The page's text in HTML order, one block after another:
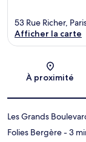
53 Rue Richer,
Afficher la carte
À proximité
Les Grands
Folies Bergère- 3